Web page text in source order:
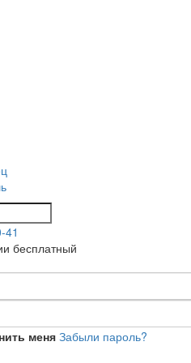
41
бесплатный
меня Забыли пароль?